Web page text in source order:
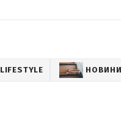
LIFESTYLE НОВИНИ